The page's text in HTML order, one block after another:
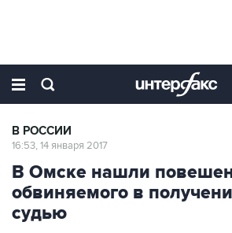
В РОССИИ
16:53, 14 января 2017
В Омске нашли
обвиняемого в
судью